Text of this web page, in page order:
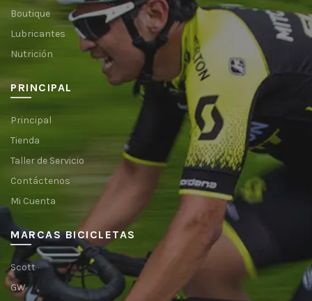
Boutique
Lubricantes
Nutrición
PRINCIPAL
Principal
Tienda
Taller de Servicio
Contáctenos
Mi Cuenta
MARCAS BICICLETAS
Scott
GW